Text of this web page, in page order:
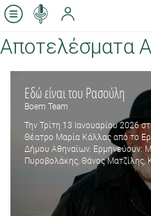
Αποτελέσματα
Εδώ είναι του Ρασούλη
Boem Team
Την Τρίτη 13 Ιανουαρίου 2026
Θέατρο Μαρία Κάλλας από το
Δήμου Αθηναίων. Ερμηνεύουν:
Πυροβολάκης, Θάνος Ματζίλης,